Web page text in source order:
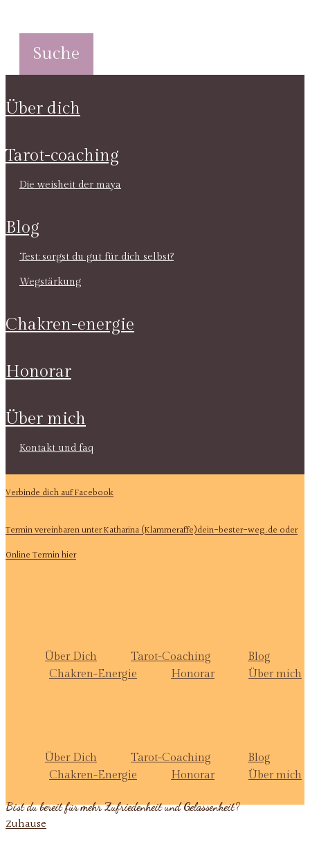
über dich
tarot-coaching
die weisheit der maya
blog
test: sorgst du gut für dich selbst?
wegstärkung
chakren-energie
honorar
über mich
kontakt und faq
Verbinde dich auf Facebook
Termin vereinbaren unter Katharina (Klammeraffe)dein-bester-weg.de oder
Online Termin hier
Über Dich Tarot-Coaching
Blog
Chakren-Energie
Honorar Über mich
Über Dich Tarot-Coaching
Blog
Chakren-Energie
Honorar Über mich
Bist du bereit für mehr Zufriedenheit und Gelassenheit?
Zuhause